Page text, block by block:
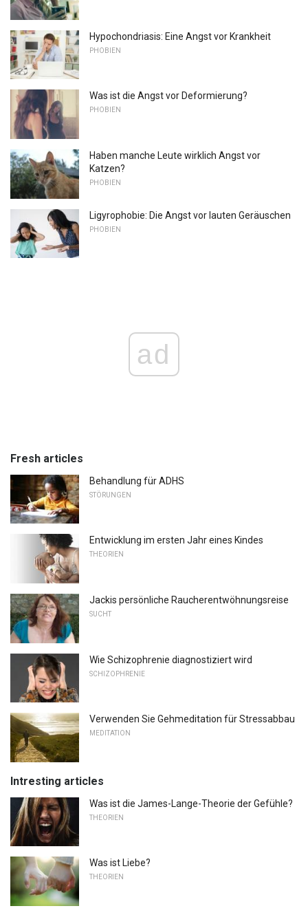
Hypochondriasis: Eine Angst vor Krankheit
PHOBIEN
Was ist die Angst vor Deformierung?
PHOBIEN
Haben manche Leute wirklich Angst vor
Katzen?
PHOBIEN
Ligyrophobie: Die Angst vor lauten Geräuschen
PHOBIEN
ad
Fresh articles
Behandlung für ADHS
STÖRUNGEN
Entwicklung im ersten Jahr eines Kindes
THEORIEN
Jackis persönliche Raucherentwöhnungsreise
SUCHT
Wie Schizophrenie diagnostiziert wird
SCHIZOPHRENIE
Verwenden Sie Gehmeditation für Stressabbau
MEDITATION
Intresting articles
Was ist die James-Lange-Theorie der Gefühle?
THEORIEN
Was ist Liebe?
THEORIEN